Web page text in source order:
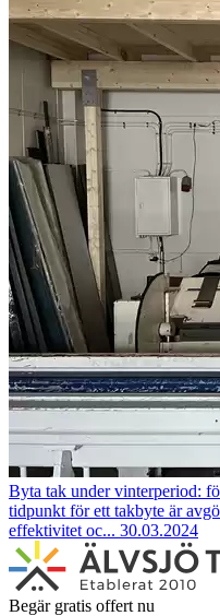
Byta tak under vinterperiod:
tidpunkt för ett takbyte är
effektivitet oc... 30.03.2024
Begär gratis offert nu